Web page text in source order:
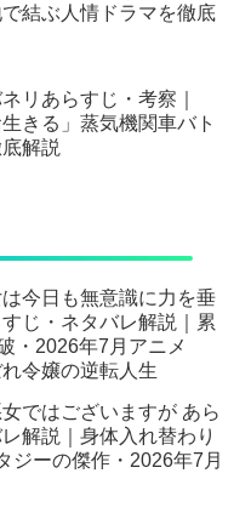
結ぶ人情ドラマを徹底
リあらすじ・考察｜
生きる」蒸気機関車バト
解説
は今日も無意識に力を垂
じ・ネタバレ解説｜累
・2026年7月アニメ
令嬢の逆転人生
ではございますが あら
解説｜身体入れ替わり
ジーの傑作・2026年7月